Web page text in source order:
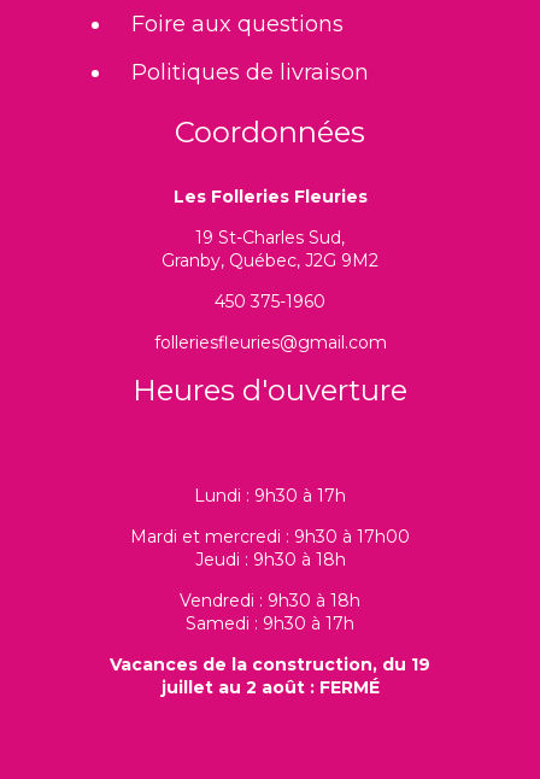
Foire aux questions
Politiques de livraison
Coordonnées
Les Folleries Fleuries
19 St-Charles Sud,
Granby, Québec, J2G 9M2
450 375-1960
folleriesfleuries@gmail.com
Heures d'ouverture
Lundi : 9h30 à 17h
Mardi et mercredi : 9h30 à 17h00
Jeudi : 9h30 à 18h
Vendredi : 9h30 à 18h
Samedi : 9h30 à 17h
Vacances de la construction, du 19
juillet au 2 août : FERMÉ